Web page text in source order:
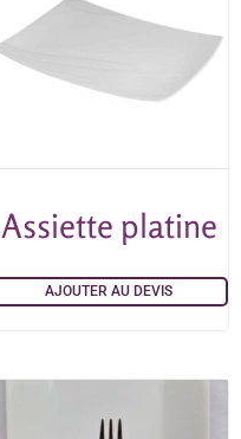
Assiette platine
AJOUTER AU DEVIS